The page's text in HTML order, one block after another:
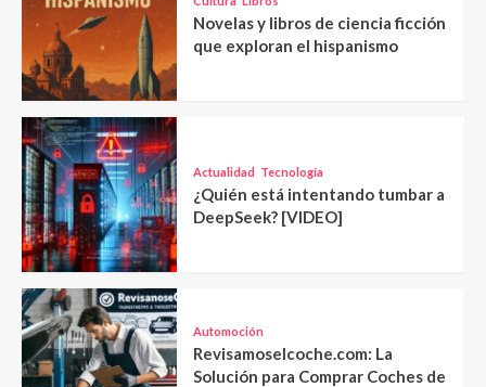
Novelas y libros de ciencia ficción
que exploran el hispanismo
Actualidad Tecnología
¿Quién está intentando tumbar a
DeepSeek? [VIDEO]
Automoción
Revisamoselcoche.com: La
Solución para Comprar Coches de